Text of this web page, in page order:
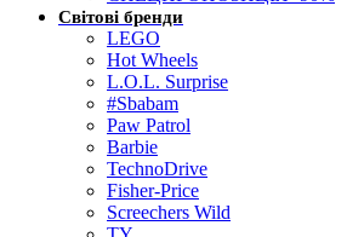
Світові бренди
LEGO
Hot Wheels
L.O.L. Surprise
#Sbabam
Paw Patrol
Barbie
TechnoDrive
Fisher-Price
Screechers Wild